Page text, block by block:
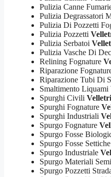
Pulizia Canne
Pulizia Degrassatori
Pulizia Di Pozzetti
Pulizia Pozzetti
Pulizia Serbatoi
Pulizia Vasche Di
Relining Fognature
Riparazione
Riparazione Tubi Di
Smaltimento Liquami
Spurghi Civili Velletri
Spurghi Fognature
Spurghi Industriali
Spurgo Fognature
Spurgo Fosse
Spurgo Fosse Settiche
Spurgo Industriale
Spurgo Materiali
Spurgo Pozzetti